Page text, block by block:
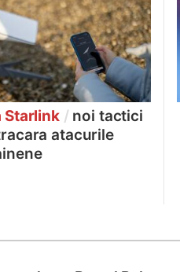
Starlink / noi tactici
atacurile